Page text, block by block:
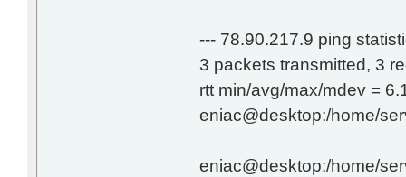
--- 78.90.217.9 ping
3 packets transmitted, 3
rtt min/avg/max/mdev =
eniac@desktop:/home/
eniac@desktop:/home/